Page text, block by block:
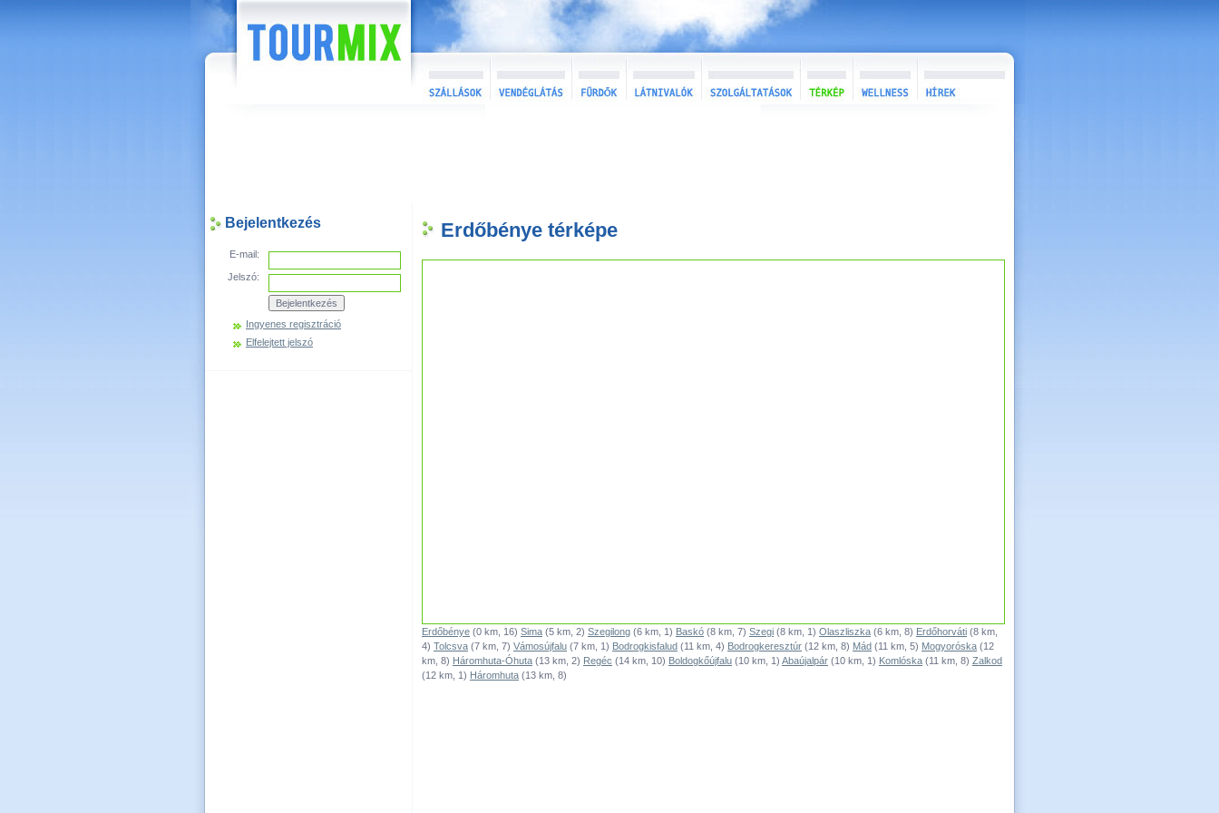
Bejelentkezés
E-mail:
Jelszó:
Ingyenes regisztráció
Elfelejtett jelszó
Erdőbénye térképe
Erdőbénye (0 km, 16) Sima (5 km, 2) Szegilong (6 km, 1) Baskó (8 km, 7) Szegi (8 km, 1) Olaszliszka (6 km, 8) Erdőhorváti (8 km,
4) Tolcsva (7 km, 7) Vámosújfalu (7 km, 1) Bodrogkisfalud (11 km, 4) Bodrogkeresztúr (12 km, 8) Mád (11 km, 5) Mogyoróska (12
km, 8) Háromhuta-Óhuta (13 km, 2) Regéc (14 km, 10) Boldogkőújfalu (10 km, 1) Abaújalpár (10 km, 1) Komlóska (11 km, 8) Zalkod
(12 km, 1) Háromhuta (13 km, 8)